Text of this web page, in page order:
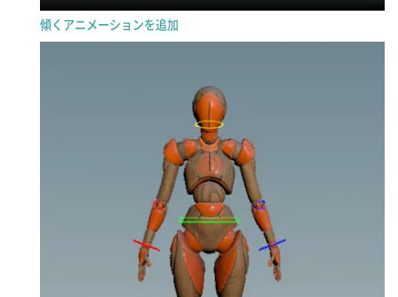
傾くアニメーションを追加